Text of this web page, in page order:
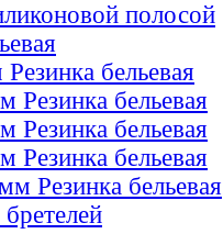
полосой
бельевая
Резинка бельевая
Резинка бельевая
Резинка бельевая
Резинка бельевая